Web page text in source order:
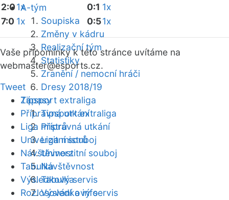
A-tým
Soupiska
Změny v kádru
Realizační tým
Statistiky
Zranění / nemocní hráči
Dresy 2018/19
Zápasy
Tipsport extraliga
Přípravná utkání
Liga mistrů
Univerzitní souboj
Návštěvnost
Tabulka
Výsledkový servis
2:01x
7:0 1x
0:1 1x
0:51x
Vaše připomínky k této stránce uvítáme na
webmaster@esports.cz.
Tweet
Tipsport extraliga
Přípravná utkání
Liga mistrů
Univerzitní souboj
Návštěvnost
Tabulka
Výsledkový servis
Rozlosování a info